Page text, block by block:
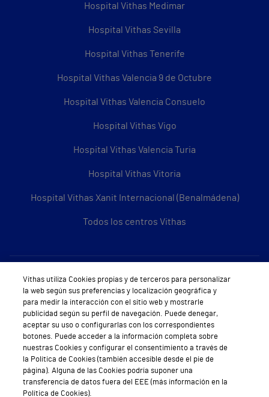
Hospital Vithas Medimar
Hospital Vithas Sevilla
Hospital Vithas Tenerife
Hospital Vithas Valencia 9 de Octubre
Hospital Vithas Valencia Consuelo
Hospital Vithas Vigo
Hospital Vithas Valencia Turia
Hospital Vithas Vitoria
Hospital Vithas Xanit Internacional (Benalmádena)
Todos los centros Vithas
Sobre Vithas
Quiénes somos
Trabajar en Vithas
Teléfono Cita Médica
Teléfono Atención al Cliente
Política de seguridad y salud en el trabajo
Vithas utiliza Cookies propias y de terceros para personalizar
la web según sus preferencias y localización geográfica y
para medir la interacción con el sitio web y mostrarle
publicidad según su perfil de navegación. Puede denegar,
aceptar su uso o configurarlas con los correspondientes
botones. Puede acceder a la información completa sobre
nuestras Cookies y configurar el consentimiento a través de
la Política de Cookies (también accesible desde el pie de
página). Alguna de las Cookies podría suponer una
transferencia de datos fuera del EEE (más información en la
Política de Cookies).